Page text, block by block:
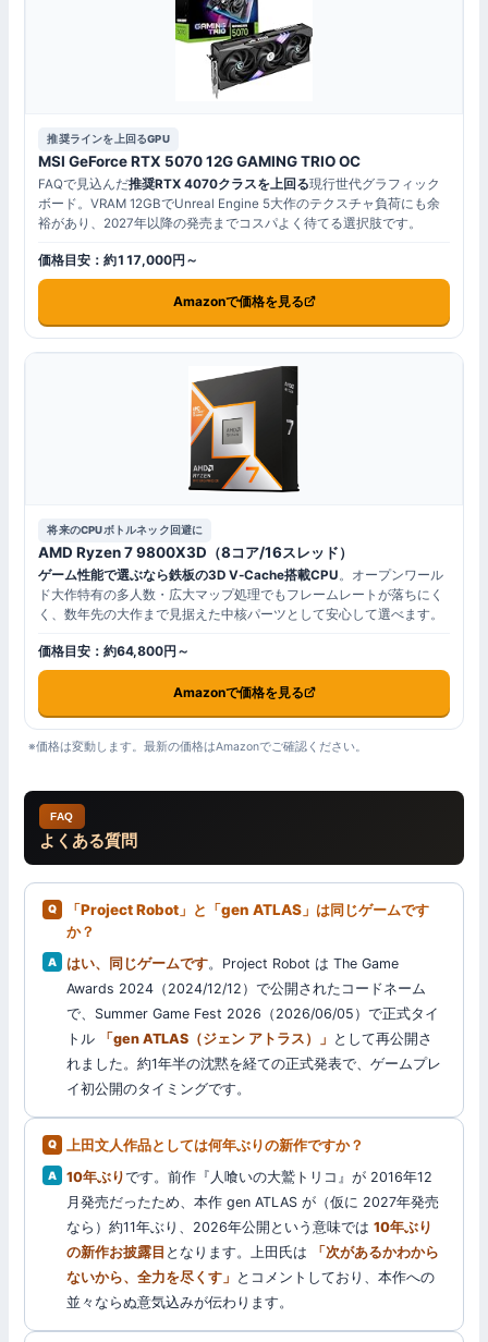
推奨ラインを上回るGPU
MSI GeForce RTX 5070 12G GAMING TRIO OC
FAQで見込んだ推奨RTX 4070クラスを上回る現行世代グラフィック
ボード。VRAM 12GBでUnreal Engine 5大作のテクスチャ負荷にも余
裕があり、2027年以降の発売までコスパよく待てる選択肢です。
価格目安：約117,000円～
Amazonで価格を見る
将来のCPUボトルネック回避に
AMD Ryzen 7 9800X3D（8コア/16スレッド）
ゲーム性能で選ぶなら鉄板の3D V-Cache搭載CPU 。オープンワール
ド大作特有の多人数・広大マップ処理でもフレームレートが落ちにく
く、数年先の大作まで見据えた中核パーツとして安心して選べます。
価格目安：約64,800円～
Amazonで価格を見る
※価格は変動します。最新の価格はAmazonでご確認ください。
FAQ
よくある質問
「Project Robot」と「gen ATLAS」は同じゲームです
か？
はい、同じゲームです。Project Robot は The Game
Awards 2024（2024/12/12）で公開されたコードネーム
で、Summer Game Fest 2026（2026/06/05）で正式タイ
トル
「gen ATLAS（ジェン アトラス）」 として再公開さ
れました。約1年半の沈黙を経ての正式発表で、ゲームプレ
イ初公開のタイミングです。
上田文人作品としては何年ぶりの新作ですか？
10年ぶりです。前作『人喰いの大鷲トリコ』が 2016年12
月発売だったため、本作 gen ATLAS が（仮に 2027年発売
なら）約11年ぶり、2026年公開という意味では10年ぶり
の新作お披露目 となります。上田氏は
「次があるかわから
ないから、全力を尽くす」 とコメントしており、本作への
並々ならぬ意気込みが伝わります。